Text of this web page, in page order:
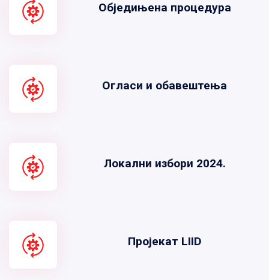
Обједињена процедура
Огласи и обавештења
Локални избори 2024.
Пројекат LIID